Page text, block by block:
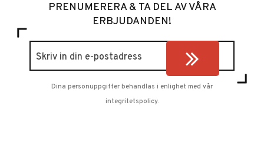
PRENUMERERA & TA DEL AV VÅRA
ERBJUDANDEN!
Dina personuppgifter behandlas i enlighet med vår
integritetspolicy.